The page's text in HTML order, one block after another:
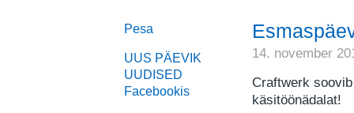
Pesa
UUS PÄEVIK
UUDISED
Facebookis
14. november
Craftwerk
käsitöönädalat!